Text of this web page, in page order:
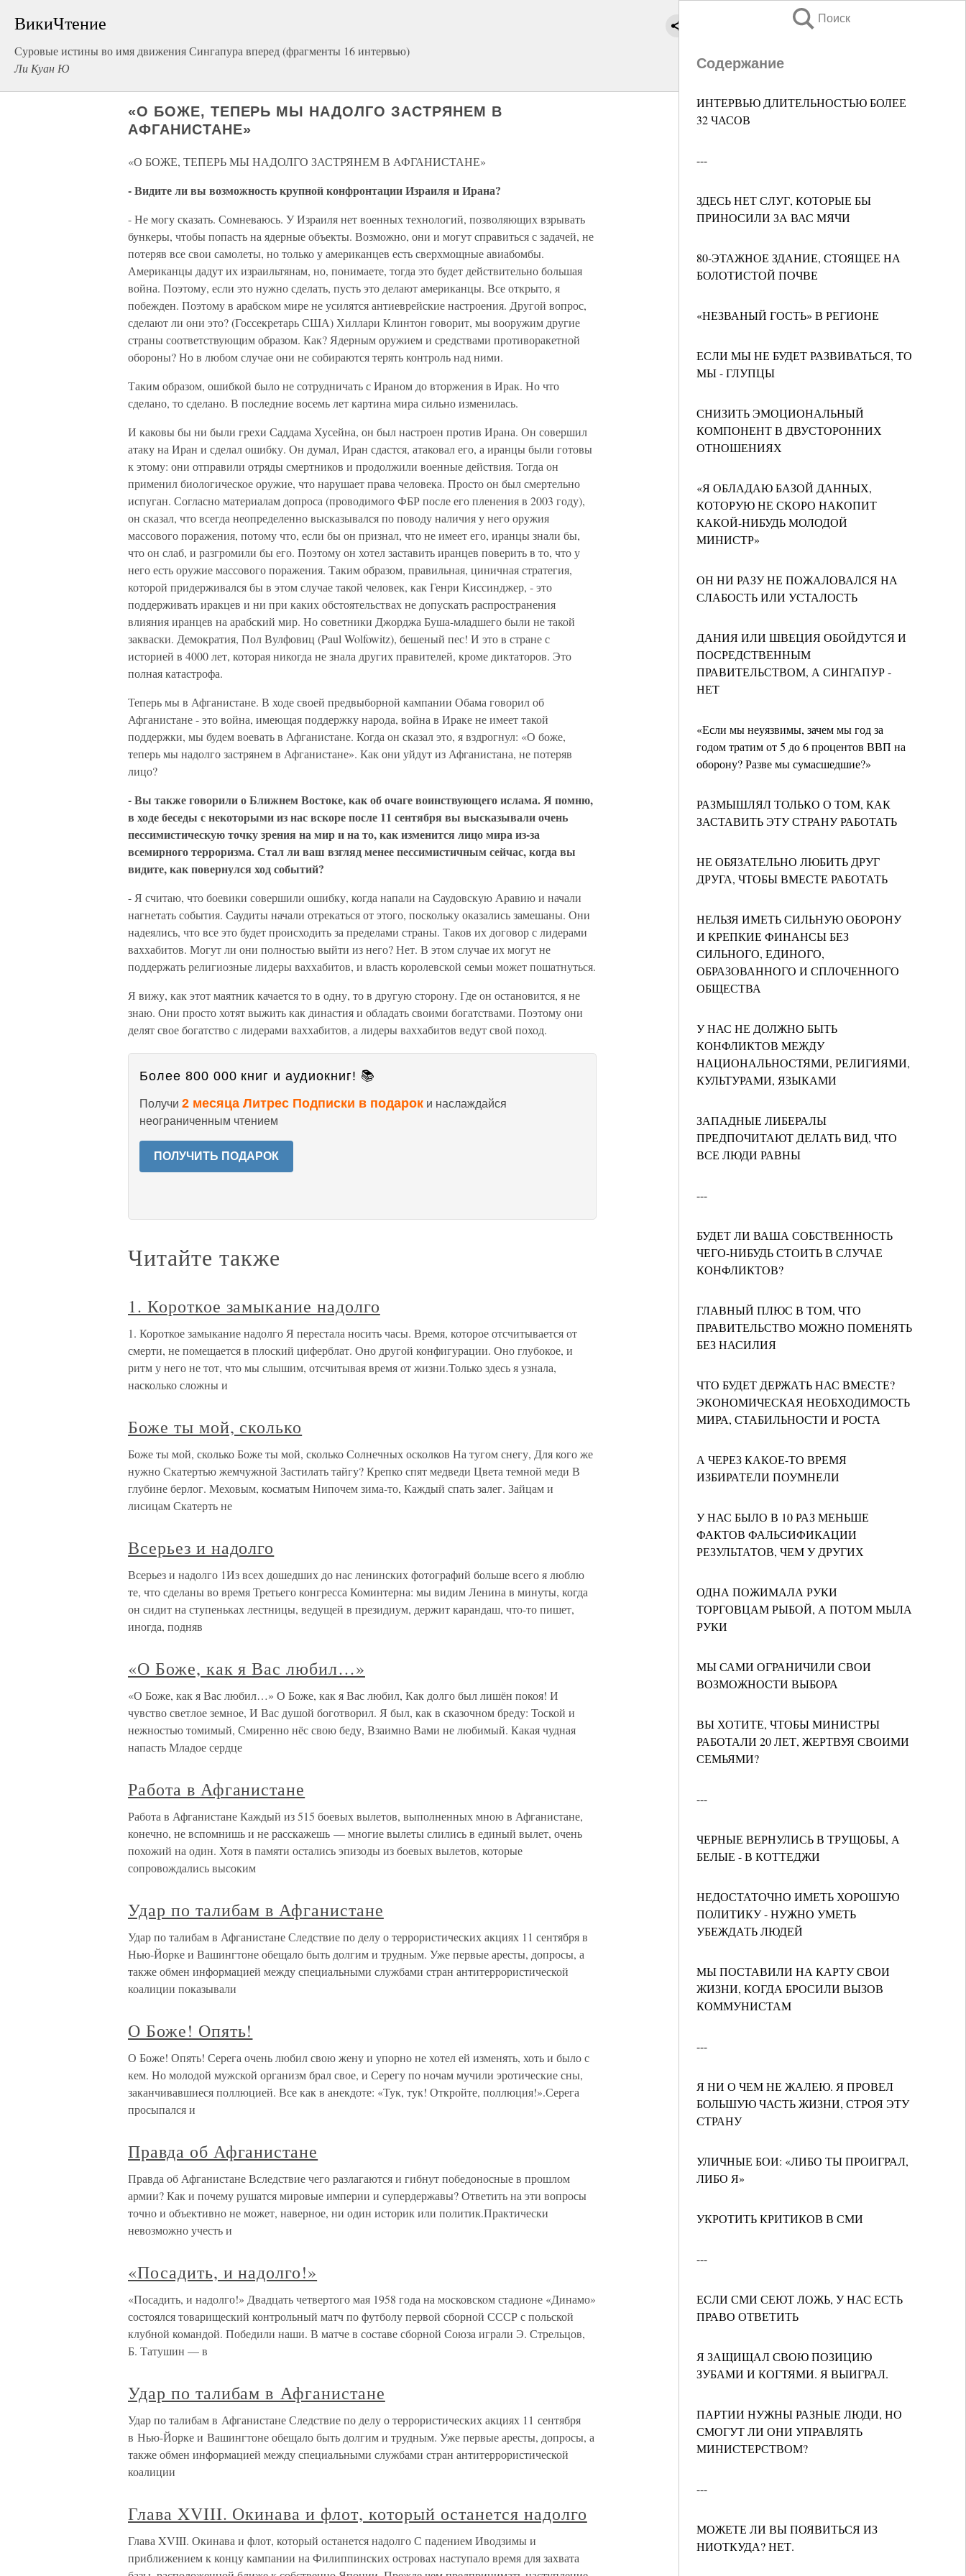
ВикиЧтение
Суровые истины во имя движения Сингапура вперед (фрагменты 16 интервью)
Ли Куан Ю
Поиск
Содержание
ИНТЕРВЬЮ ДЛИТЕЛЬНОСТЬЮ БОЛЕЕ
32 ЧАСОВ
---
ЗДЕСЬ НЕТ СЛУГ, КОТОРЫЕ БЫ
ПРИНОСИЛИ ЗА ВАС МЯЧИ
80-ЭТАЖНОЕ ЗДАНИЕ, СТОЯЩЕЕ НА
БОЛОТИСТОЙ ПОЧВЕ
«НЕЗВАНЫЙ ГОСТЬ» В РЕГИОНЕ
ЕСЛИ МЫ НЕ БУДЕТ РАЗВИВАТЬСЯ, ТО
МЫ - ГЛУПЦЫ
СНИЗИТЬ ЭМОЦИОНАЛЬНЫЙ
КОМПОНЕНТ В ДВУСТОРОННИХ
ОТНОШЕНИЯХ
«Я ОБЛАДАЮ БАЗОЙ ДАННЫХ,
КОТОРУЮ НЕ СКОРО НАКОПИТ
КАКОЙ-НИБУДЬ МОЛОДОЙ
МИНИСТР»
ОН НИ РАЗУ НЕ ПОЖАЛОВАЛСЯ НА
СЛАБОСТЬ ИЛИ УСТАЛОСТЬ
ДАНИЯ ИЛИ ШВЕЦИЯ ОБОЙДУТСЯ И
ПОСРЕДСТВЕННЫМ
ПРАВИТЕЛЬСТВОМ, А СИНГАПУР -
НЕТ
«Если мы неуязвимы, зачем мы год за
годом тратим от 5 до 6 процентов ВВП на
оборону? Разве мы сумасшедшие?»
РАЗМЫШЛЯЛ ТОЛЬКО О ТОМ, КАК
ЗАСТАВИТЬ ЭТУ СТРАНУ РАБОТАТЬ
НЕ ОБЯЗАТЕЛЬНО ЛЮБИТЬ ДРУГ
ДРУГА, ЧТОБЫ ВМЕСТЕ РАБОТАТЬ
НЕЛЬЗЯ ИМЕТЬ СИЛЬНУЮ ОБОРОНУ
И КРЕПКИЕ ФИНАНСЫ БЕЗ
СИЛЬНОГО, ЕДИНОГО,
ОБРАЗОВАННОГО И СПЛОЧЕННОГО
ОБЩЕСТВА
У НАС НЕ ДОЛЖНО БЫТЬ
КОНФЛИКТОВ МЕЖДУ
НАЦИОНАЛЬНОСТЯМИ, РЕЛИГИЯМИ,
КУЛЬТУРАМИ, ЯЗЫКАМИ
ЗАПАДНЫЕ ЛИБЕРАЛЫ
ПРЕДПОЧИТАЮТ ДЕЛАТЬ ВИД, ЧТО
ВСЕ ЛЮДИ РАВНЫ
---
БУДЕТ ЛИ ВАША СОБСТВЕННОСТЬ
ЧЕГО-НИБУДЬ СТОИТЬ В СЛУЧАЕ
КОНФЛИКТОВ?
ГЛАВНЫЙ ПЛЮС В ТОМ, ЧТО
ПРАВИТЕЛЬСТВО МОЖНО ПОМЕНЯТЬ
БЕЗ НАСИЛИЯ
ЧТО БУДЕТ ДЕРЖАТЬ НАС ВМЕСТЕ?
ЭКОНОМИЧЕСКАЯ НЕОБХОДИМОСТЬ
МИРА, СТАБИЛЬНОСТИ И РОСТА
А ЧЕРЕЗ КАКОЕ-ТО ВРЕМЯ
ИЗБИРАТЕЛИ ПОУМНЕЛИ
У НАС БЫЛО В 10 РАЗ МЕНЬШЕ
ФАКТОВ ФАЛЬСИФИКАЦИИ
РЕЗУЛЬТАТОВ, ЧЕМ У ДРУГИХ
ОДНА ПОЖИМАЛА РУКИ
ТОРГОВЦАМ РЫБОЙ, А ПОТОМ МЫЛА
РУКИ
МЫ САМИ ОГРАНИЧИЛИ СВОИ
ВОЗМОЖНОСТИ ВЫБОРА
ВЫ ХОТИТЕ, ЧТОБЫ МИНИСТРЫ
РАБОТАЛИ 20 ЛЕТ, ЖЕРТВУЯ СВОИМИ
СЕМЬЯМИ?
---
ЧЕРНЫЕ ВЕРНУЛИСЬ В ТРУЩОБЫ, А
БЕЛЫЕ - В КОТТЕДЖИ
НЕДОСТАТОЧНО ИМЕТЬ ХОРОШУЮ
ПОЛИТИКУ - НУЖНО УМЕТЬ
УБЕЖДАТЬ ЛЮДЕЙ
МЫ ПОСТАВИЛИ НА КАРТУ СВОИ
ЖИЗНИ, КОГДА БРОСИЛИ ВЫЗОВ
КОММУНИСТАМ
---
Я НИ О ЧЕМ НЕ ЖАЛЕЮ. Я ПРОВЕЛ
БОЛЬШУЮ ЧАСТЬ ЖИЗНИ, СТРОЯ ЭТУ
СТРАНУ
УЛИЧНЫЕ БОИ: «ЛИБО ТЫ ПРОИГРАЛ,
ЛИБО Я»
УКРОТИТЬ КРИТИКОВ В СМИ
---
ЕСЛИ СМИ СЕЮТ ЛОЖЬ, У НАС ЕСТЬ
ПРАВО ОТВЕТИТЬ
Я ЗАЩИЩАЛ СВОЮ ПОЗИЦИЮ
ЗУБАМИ И КОГТЯМИ. Я ВЫИГРАЛ.
ПАРТИИ НУЖНЫ РАЗНЫЕ ЛЮДИ, НО
СМОГУТ ЛИ ОНИ УПРАВЛЯТЬ
МИНИСТЕРСТВОМ?
---
МОЖЕТЕ ЛИ ВЫ ПОЯВИТЬСЯ ИЗ
НИОТКУДА? НЕТ.
«О БОЖЕ, ТЕПЕРЬ МЫ НАДОЛГО ЗАСТРЯНЕМ В
АФГАНИСТАНЕ»
«О БОЖЕ, ТЕПЕРЬ МЫ НАДОЛГО ЗАСТРЯНЕМ В АФГАНИСТАНЕ»
- Видите ли вы возможность крупной конфронтации Израиля и Ирана?
- Не могу сказать. Сомневаюсь. У Израиля нет военных технологий, позволяющих взрывать
бункеры, чтобы попасть на ядерные объекты. Возможно, они и могут справиться с задачей, не
потеряв все свои самолеты, но только у американцев есть сверхмощные авиабомбы.
Американцы дадут их израильтянам, но, понимаете, тогда это будет действительно большая
война. Поэтому, если это нужно сделать, пусть это делают американцы. Все открыто, я
побежден. Поэтому в арабском мире не усилятся антиеврейские настроения. Другой вопрос,
сделают ли они это? (Госсекретарь США) Хиллари Клинтон говорит, мы вооружим другие
страны соответствующим образом. Как? Ядерным оружием и средствами противоракетной
обороны? Но в любом случае они не собираются терять контроль над ними.
Таким образом, ошибкой было не сотрудничать с Ираном до вторжения в Ирак. Но что
сделано, то сделано. В последние восемь лет картина мира сильно изменилась.
И каковы бы ни были грехи Саддама Хусейна, он был настроен против Ирана. Он совершил
атаку на Иран и сделал ошибку. Он думал, Иран сдастся, атаковал его, а иранцы были готовы
к этому: они отправили отряды смертников и продолжили военные действия. Тогда он
применил биологическое оружие, что нарушает права человека. Просто он был смертельно
испуган. Согласно материалам допроса (проводимого ФБР после его пленения в 2003 году),
он сказал, что всегда неопределенно высказывался по поводу наличия у него оружия
массового поражения, потому что, если бы он признал, что не имеет его, иранцы знали бы,
что он слаб, и разгромили бы его. Поэтому он хотел заставить иранцев поверить в то, что у
него есть оружие массового поражения. Таким образом, правильная, циничная стратегия,
которой придерживался бы в этом случае такой человек, как Генри Киссинджер, - это
поддерживать иракцев и ни при каких обстоятельствах не допускать распространения
влияния иранцев на арабский мир. Но советники Джорджа Буша-младшего были не такой
закваски. Демократия, Пол Вулфовиц (Paul Wolfowitz), бешеный пес! И это в стране с
историей в 4000 лет, которая никогда не знала других правителей, кроме диктаторов. Это
полная катастрофа.
Теперь мы в Афганистане. В ходе своей предвыборной кампании Обама говорил об
Афганистане - это война, имеющая поддержку народа, война в Ираке не имеет такой
поддержки, мы будем воевать в Афганистане. Когда он сказал это, я вздрогнул: «О боже,
теперь мы надолго застрянем в Афганистане». Как они уйдут из Афганистана, не потеряв
лицо?
- Вы также говорили о Ближнем Востоке, как об очаге воинствующего ислама. Я помню,
в ходе беседы с некоторыми из нас вскоре после 11 сентября вы высказывали очень
пессимистическую точку зрения на мир и на то, как изменится лицо мира из-за
всемирного терроризма. Стал ли ваш взгляд менее пессимистичным сейчас, когда вы
видите, как повернулся ход событий?
- Я считаю, что боевики совершили ошибку, когда напали на Саудовскую Аравию и начали
нагнетать события. Саудиты начали отрекаться от этого, поскольку оказались замешаны. Они
надеялись, что все это будет происходить за пределами страны. Таков их договор с лидерами
ваххабитов. Могут ли они полностью выйти из него? Нет. В этом случае их могут не
поддержать религиозные лидеры ваххабитов, и власть королевской семьи может пошатнуться.
Я вижу, как этот маятник качается то в одну, то в другую сторону. Где он остановится, я не
знаю. Они просто хотят выжить как династия и обладать своими богатствами. Поэтому они
делят свое богатство с лидерами ваххабитов, а лидеры ваххабитов ведут свой поход.
Более 800 000 книг и аудиокниг! 📚
Получи 2 месяца Литрес Подписки в подарок и наслаждайся
неограниченным чтением
ПОЛУЧИТЬ ПОДАРОК
Читайте также
1. Короткое замыкание надолго
1. Короткое замыкание надолго Я перестала носить часы. Время, которое отсчитывается от
смерти, не помещается в плоский циферблат. Оно другой конфигурации. Оно глубокое, и
ритм у него не тот, что мы слышим, отсчитывая время от жизни.Только здесь я узнала,
насколько сложны и
Боже ты мой, сколько
Боже ты мой, сколько Боже ты мой, сколько Солнечных осколков На тугом снегу, Для кого же
нужно Скатертью жемчужной Застилать тайгу? Крепко спят медведи Цвета темной меди В
глубине берлог. Меховым, косматым Нипочем зима-то, Каждый спать залег. Зайцам и
лисицам Скатерть не
Всерьез и надолго
Всерьез и надолго 1Из всех дошедших до нас ленинских фотографий больше всего я люблю
те, что сделаны во время Третьего конгресса Коминтерна: мы видим Ленина в минуты, когда
он сидит на ступеньках лестницы, ведущей в президиум, держит карандаш, что-то пишет,
иногда, подняв
«О Боже, как я Вас любил…»
«О Боже, как я Вас любил…» О Боже, как я Вас любил, Как долго был лишён покоя! И
чувство светлое земное, И Вас душой боготворил. Я был, как в сказочном бреду: Тоской и
нежностью томимый, Смиренно нёс свою беду, Взаимно Вами не любимый. Какая чудная
напасть Младое сердце
Работа в Афганистане
Работа в Афганистане Каждый из 515 боевых вылетов, выполненных мною в Афганистане,
конечно, не вспомнишь и не расскажешь — многие вылеты слились в единый вылет, очень
похожий на один. Хотя в памяти остались эпизоды из боевых вылетов, которые
сопровождались высоким
Удар по талибам в Афганистане
Удар по талибам в Афганистане Следствие по делу о террористических акциях 11 сентября в
Нью-Йорке и Вашингтоне обещало быть долгим и трудным. Уже первые аресты, допросы, а
также обмен информацией между специальными службами стран антитеррористической
коалиции показывали
О Боже! Опять!
О Боже! Опять! Серега очень любил свою жену и упорно не хотел ей изменять, хоть и было с
кем. Но молодой мужской организм брал свое, и Серегу по ночам мучили эротические сны,
заканчивавшиеся поллюцией. Все как в анекдоте: «Тук, тук! Откройте, поллюция!».Серега
просыпался и
Правда об Афганистане
Правда об Афганистане Вследствие чего разлагаются и гибнут победоносные в прошлом
армии? Как и почему рушатся мировые империи и супердержавы? Ответить на эти вопросы
точно и объективно не может, наверное, ни один историк или политик.Практически
невозможно учесть и
«Посадить, и надолго!»
«Посадить, и надолго!» Двадцать четвертого мая 1958 года на московском стадионе «Динамо»
состоялся товарищеский контрольный матч по футболу первой сборной СССР с польской
клубной командой. Победили наши. В матче в составе сборной Союза играли Э. Стрельцов,
Б. Татушин — в
Удар по талибам в Афганистане
Удар по талибам в Афганистане Следствие по делу о террористических акциях 11 сентября
в Нью-Йорке и Вашингтоне обещало быть долгим и трудным. Уже первые аресты, допросы, а
также обмен информацией между специальными службами стран антитеррористической
коалиции
Глава XVIII. Окинава и флот, который останется надолго
Глава XVIII. Окинава и флот, который останется надолго С падением Иводзимы и
приближением к концу кампании на Филиппинских островах наступало время для захвата